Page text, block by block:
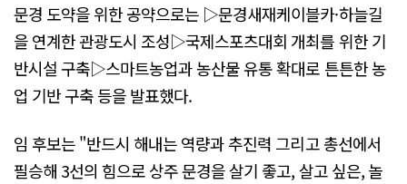
문경 도약을 위한 공약으로는 ▷문경새재케이블카·하늘길
을 연계한 관광도시 조성▷국제스포츠대회 개최를 위한 기
반시설 구축▷스마트농업과 농산물 유통 확대로 튼튼한 농
업 기반 구축 등을 발표했다.
임 후보는 "반드시 해내는 역량과 추진력 그리고 총선에서
필승해 3선의 힘으로 상주 문경을 살기 좋고, 살고 싶은, 놀